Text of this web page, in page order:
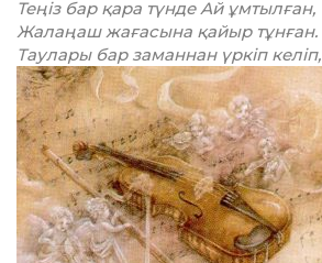
Теңіз бар қара түнде Ай ұмтылған,
Жалаңаш жағасына қайыр тұнған.
Таулары бар заманнан үркіп келіп,